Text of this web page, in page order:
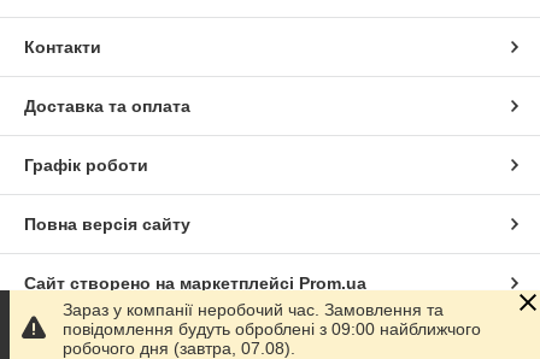
Контакти
Доставка та оплата
Графік роботи
Повна версія сайту
Сайт створено на маркетплейсі Prom.ua
Політика конфіденційності
Зараз у компанії неробочий час. Замовлення та
повідомлення будуть оброблені з 09:00 найближчого
робочого дня (завтра, 07.08).